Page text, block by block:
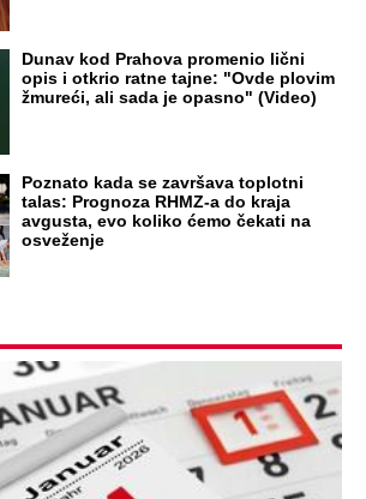
DO BRUTALNOG UBICE
STRELJAO SRBE, A
KAO HEROJA KNINA: